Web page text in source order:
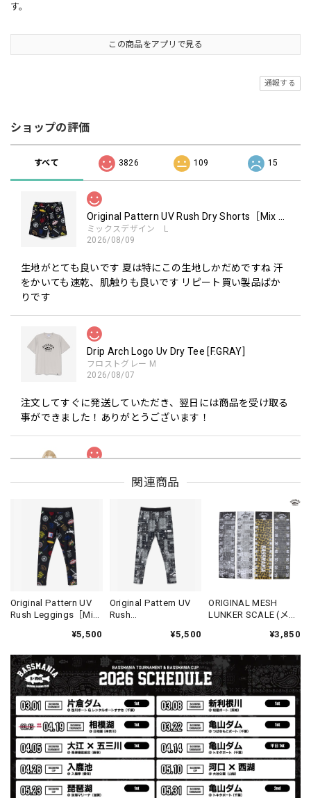
す。
この商品をアプリで見る
通報する
ショップの評価
すべて 3826 109 15
Original Pattern UV Rush Dry Shorts［Mix Design］［LIMITED］
ミックスデザイン L
2026/08/09
生地がとても良いです 夏は特にこの生地しかだめですね 汗
をかいても速乾、肌触りも良いです リピート買い製品ばか
りです
Drip Arch Logo Uv Dry Tee [F.GRAY]
フロストグレー M
2026/08/07
注文してすぐに発送していただき、翌日には商品を受け取る
事ができました！ありがとうございます！
ベージュ/ブラック L
丁寧に梱包されており、メッセージカードやステッカーも同
梱して良かったです。 また購入する機会がございました
ら、よろしくお願いいたします！
Drip Arch Logo Uv Dry Tee [BLACK]
ブラック L
2026/08/03
【Double.H】MIR
Daeun / BlackSilver
2026/07/31
MIR届きました。発送まで迅速に対応して頂きありがとうご
ざいました。
関連商品
Original Pattern UV
Rush Leggings［Mix
¥5,500
Original Pattern UV
Rush
A BLACK］ [LIMITED]
¥5,500
ORIGINAL MESH
LUNKER SCALE (メジ
¥3,850